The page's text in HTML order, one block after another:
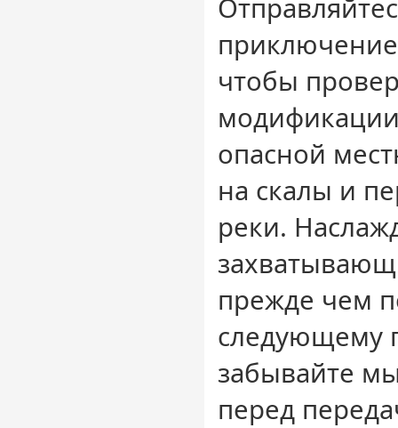
чтобы
опасной
на скалы и
реки.
прежде чем
следующему
забывайте
перед